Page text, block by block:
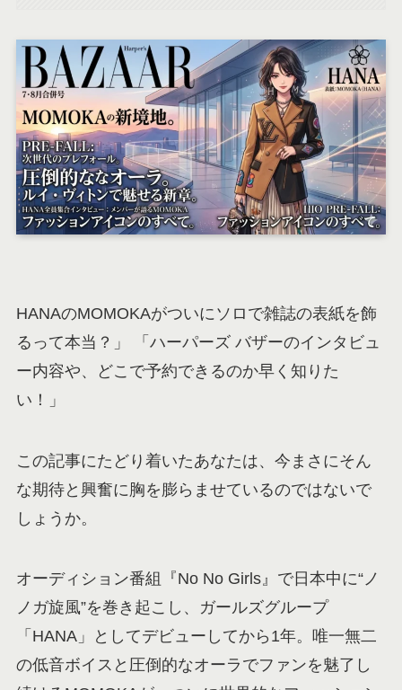
HANAのMOMOKAがついにソロで雑誌の表紙を飾
るって本当？」 「ハーパーズ バザーのインタビュ
ー内容や、どこで予約できるのか早く知りた
い！」
この記事にたどり着いたあなたは、今まさにそん
な期待と興奮に胸を膨らませているのではないで
しょうか。
オーディション番組『No No Girls』で日本中に“ノ
ノガ旋風”を巻き起こし、ガールズグループ
「HANA」としてデビューしてから1年。唯一無二
の低音ボイスと圧倒的なオーラでファンを魅了し